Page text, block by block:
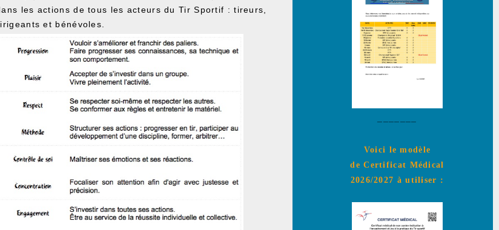
les actions de tous les acteurs du Tir Sportif : tireurs,
et bénévoles.
Voici le modèle
de Certificat Médical
2026/2027 à utiliser :